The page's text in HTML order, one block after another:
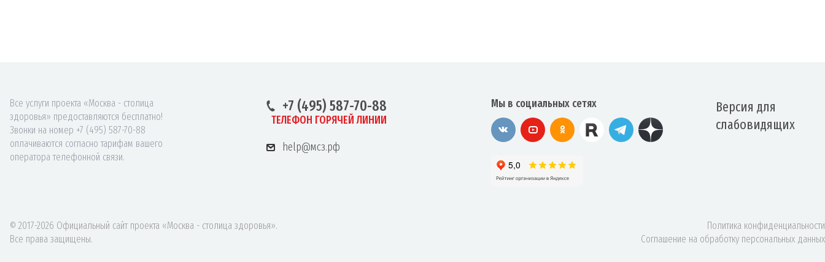
Все услуги проекта «Москва - столица
здоровья» предоставляются бесплатно!
Звонки на номер +7 (495) 587-70-88
оплачиваются согласно тарифам вашего
оператора телефонной связи.
+7 (495) 587-70-88
ТЕЛЕФОН ГОРЯЧЕЙ ЛИНИИ
help@мсз.рф
Мы в социальных сетях
Версия для
слабовидящих
© 2017-2026 Официальный сайт проекта «Москва - столица здоровья».
Все права защищены.
Политика конфиденциальности
Соглашение на обработку персональных данных